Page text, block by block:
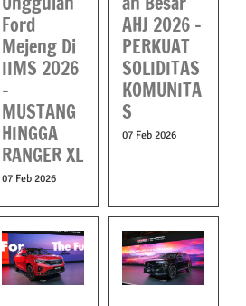
Ford
Mejeng Di
IIMS 2026
–
MUSTANG
HINGGA
RANGER XL
07 Feb 2026
AHJ 2026 –
PERKUAT
SOLIDITAS
KOMUNITA
S
07 Feb 2026